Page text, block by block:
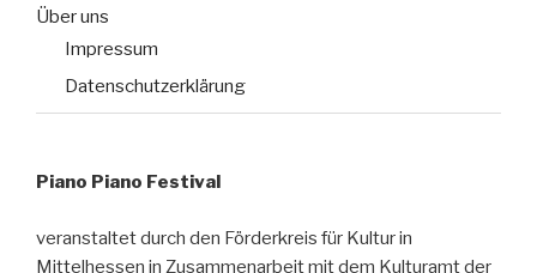
Über uns
Impressum
Datenschutzerklärung
Piano Piano Festival
veranstaltet durch den Förderkreis für Kultur in
Mittelhessen in Zusammenarbeit mit dem Kulturamt der